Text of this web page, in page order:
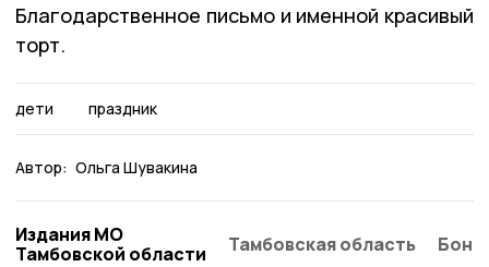
Благодарственное письмо и именной красивый
торт.
дети праздник
Автор: Ольга Шувакина
Издания МО
Тамбовской области
Тамбовская область